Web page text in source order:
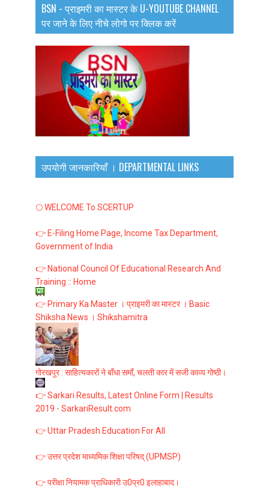
BSN - प्राइमरी का मास्टर के U-YOUTUBE CHANNEL
पर जाने के लिए नीचे लोगो पर क्लिक करें
उपयोगी जानकारियाँ । DEPARTMENTAL LINKS
🌕 WELCOME To SCERTUP
👉 E-Filing Home Page, Income Tax Department,
Government of India
👉 National Council Of Educational Research And
Training :: Home
👉 Primary Ka Master । प्राइमरी का मास्टर । Basic
Shiksha News । Shikshamitra
गोरखपुर : साहित्यकारों ने बाँधा समाँ, चलती कार में सजी काव्य गोष्ठी।
👉 Sarkari Results, Latest Online Form | Results
2019 - SarkariResult.com
👉 Uttar Pradesh Education For All
👉 उत्तर प्रदेश माध्यमिक शिक्षा परिषद् (UPMSP)
👉 परीक्षा नियामक प्राधिकारी उ0प्र0 इलाहाबाद।